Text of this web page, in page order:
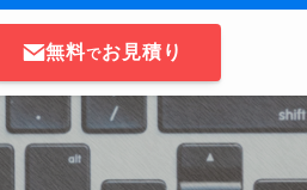
無料でお見積り